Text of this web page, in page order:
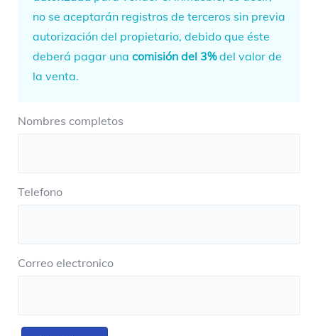
no se aceptarán registros de terceros sin previa
autorización del propietario, debido que éste
deberá pagar una comisión del 3%del valor de
la venta.
Nombres completos
Telefono
Correo electronico